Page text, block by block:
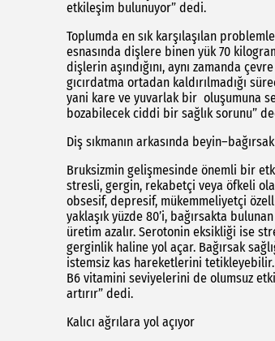
etkileşim bulunuyor” dedi.
Toplumda en sık karşılaşılan
esnasında dişlere binen yük 70
dişlerin aşındığını, aynı zamanda
gıcırdatma ortadan kaldırılmadığı
yani kare ve yuvarlak bir oluşumuna
bozabilecek ciddi bir sağlık sorunu”
Diş sıkmanın arkasında
Bruksizmin gelişmesinde önemli bir
stresli, gergin, rekabetçi veya öfkeli
obsesif, depresif, mükemmeliyetçi
yaklaşık yüzde 80’i, bağırsakta
üretim azalır. Serotonin eksikliği ise
gerginlik haline yol açar. Bağırsak
istemsiz kas hareketlerini tetikleyebilir.
B6 vitamini seviyelerini de olumsuz
artırır” dedi.
Kalıcı ağrılara yol açıyor